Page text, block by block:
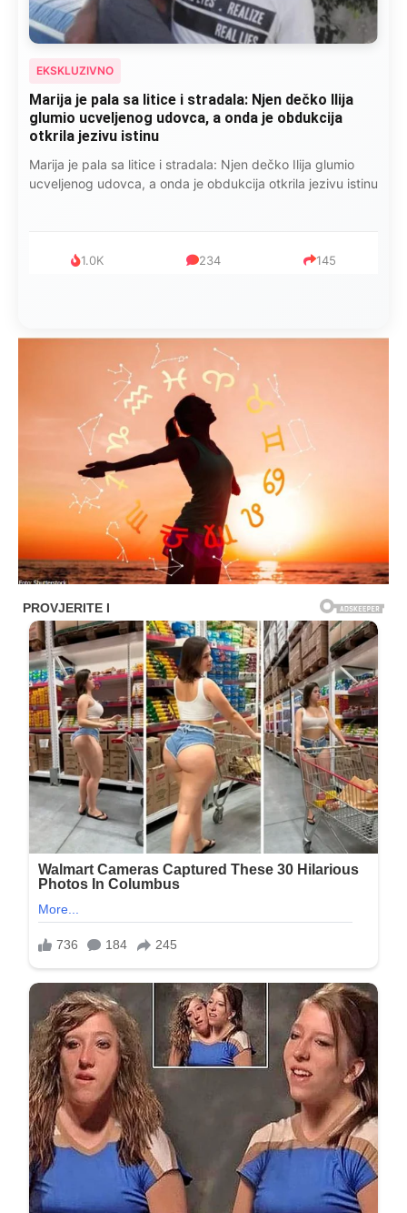
EKSKLUZIVNO
Marija je pala sa litice i stradala: Njen dečko Ilija
glumio ucveljenog udovca, a onda je obdukcija
otkrila jezivu istinu
Marija je pala sa litice i stradala: Njen dečko Ilija glumio
ucveljenog udovca, a onda je obdukcija otkrila jezivu istinu
1.0K 234 145